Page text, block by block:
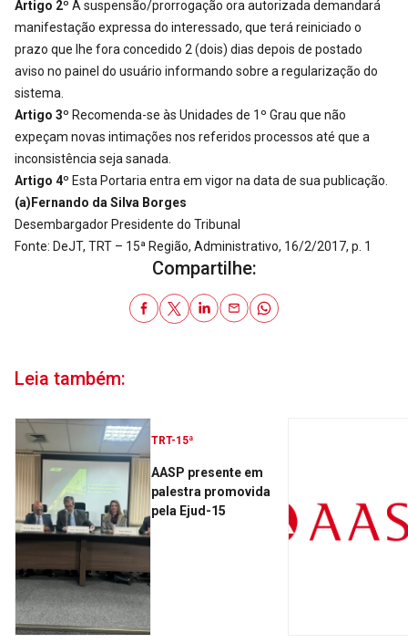
Artigo 2º A suspensão/prorrogação ora autorizada demandará
manifestação expressa do interessado, que terá reiniciado o
prazo que lhe fora concedido 2 (dois) dias depois de postado
aviso no painel do usuário informando sobre a regularização do
sistema.
Artigo 3º Recomenda-se às Unidades de 1º Grau que não
expeçam novas intimações nos referidos processos até que a
inconsistência seja sanada.
Artigo 4º Esta Portaria entra em vigor na data de sua publicação.
(a)Fernando da Silva Borges
Desembargador Presidente do Tribunal
Fonte: DeJT, TRT – 15ª Região, Administrativo, 16/2/2017, p. 1
Compartilhe:
Leia também:
TRT-15ª
AASP presente em
palestra promovida
pela Ejud-15